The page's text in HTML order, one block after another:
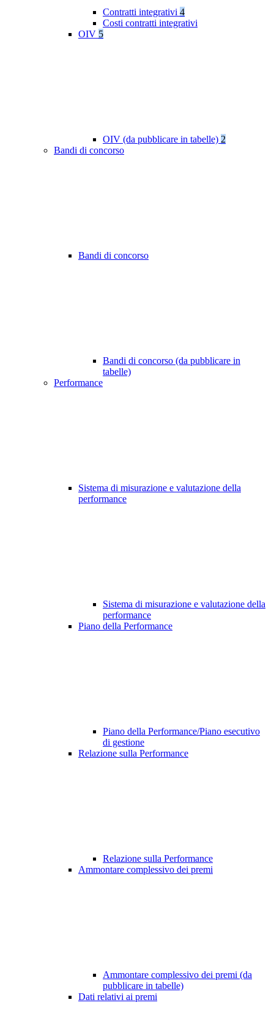
Contratti integrativi 4
Costi contratti integrativi
OIV 5
OIV (da pubblicare in tabelle) 2
Bandi di concorso
Bandi di concorso
Bandi di concorso (da pubblicare in
tabelle)
Performance
Sistema di misurazione e valutazione della
performance
Sistema di misurazione e valutazione della
performance
Piano della Performance
Piano della Performance/Piano esecutivo
di gestione
Relazione sulla Performance
Relazione sulla Performance
Ammontare complessivo dei premi
Ammontare complessivo dei premi (da
pubblicare in tabelle)
Dati relativi ai premi